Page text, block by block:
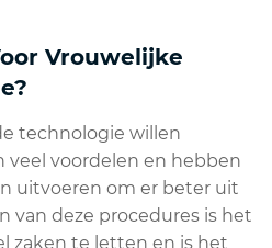
Vrouwelijke
technologie willen
voordelen en hebben
uitvoeren om er beter uit
van deze procedures is het
zaken te letten en is het